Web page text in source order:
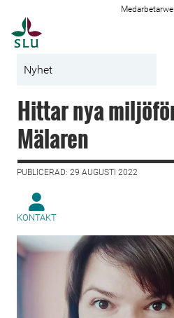
Nyhet
Hittar nya
Mälaren
PUBLICERAD: 29 AUGUSTI 2022
KONTAKT